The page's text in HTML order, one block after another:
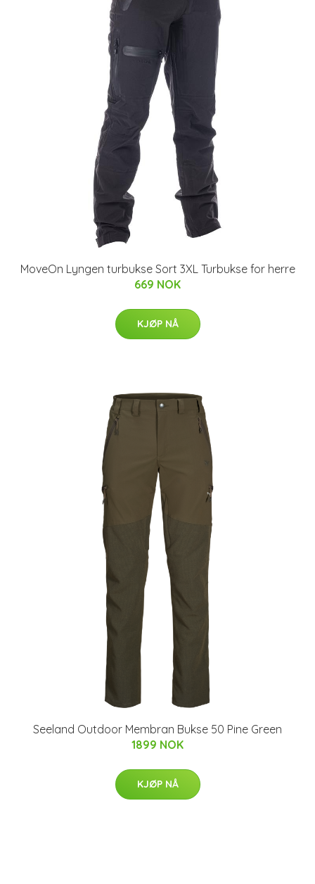
MoveOn Lyngen turbukse Sort 3XL Turbukse for herre
669 NOK
KJØP NÅ
Seeland Outdoor Membran Bukse 50 Pine Green
1899 NOK
KJØP NÅ